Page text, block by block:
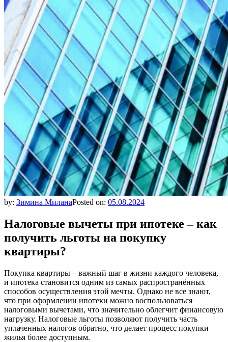
by: Зимина МиланаPosted on: 05.08.2024
Налоговые вычеты при ипотеке – как
получить льготы на покупку
квартиры?
Покупка квартиры – важный шаг в жизни каждого человека,
и ипотека становится одним из самых распространённых
способов осуществления этой мечты. Однако не все знают,
что при оформлении ипотеки можно воспользоваться
налоговыми вычетами, что значительно облегчит финансовую
нагрузку. Налоговые льготы позволяют получить часть
уплаченных налогов обратно, что делает процесс покупки
жилья более доступным.